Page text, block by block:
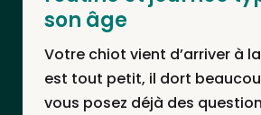
son âge
Votre chiot vient d’arriver à
est tout petit, il dort
vous posez déjà des